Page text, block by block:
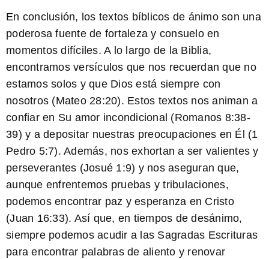
En conclusión, los textos bíblicos de ánimo son una
poderosa fuente de fortaleza y consuelo en
momentos difíciles. A lo largo de la Biblia,
encontramos versículos que nos recuerdan que no
estamos solos y que Dios está siempre con
nosotros (Mateo 28:20). Estos textos nos animan a
confiar en Su amor incondicional (Romanos 8:38-
39) y a depositar nuestras preocupaciones en Él (1
Pedro 5:7). Además, nos exhortan a ser valientes y
perseverantes (Josué 1:9) y nos aseguran que,
aunque enfrentemos pruebas y tribulaciones,
podemos encontrar paz y esperanza en Cristo
(Juan 16:33). Así que, en tiempos de desánimo,
siempre podemos acudir a las Sagradas Escrituras
para encontrar palabras de aliento y renovar